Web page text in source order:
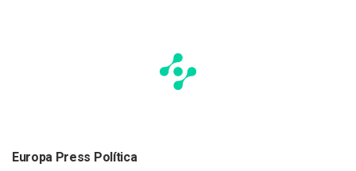
Europa Press Política